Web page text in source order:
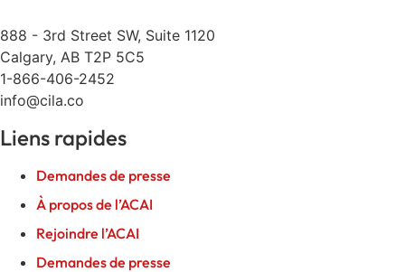
888 - 3rd Street SW, Suite 1120
Calgary, AB T2P 5C5
1-866-406-2452
info@cila.co
Liens rapides
Demandes de presse
À propos de l’ACAI
Rejoindre l’ACAI
Demandes de presse